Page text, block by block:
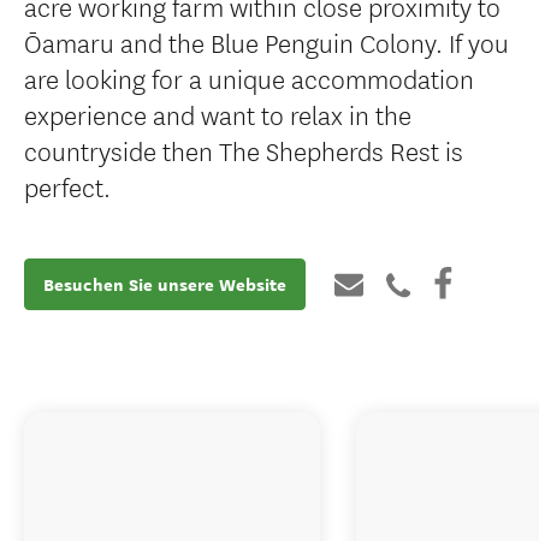
Ōamaru and the Blue Penguin Colony. If you
are looking for a unique accommodation
experience and want to relax in the
countryside then The Shepherds Rest is
perfect.
Besuchen Sie unsere Website